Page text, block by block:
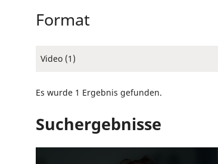
Format
Video (1)
Es wurde 1 Ergebnis gefunden.
Suchergebnisse